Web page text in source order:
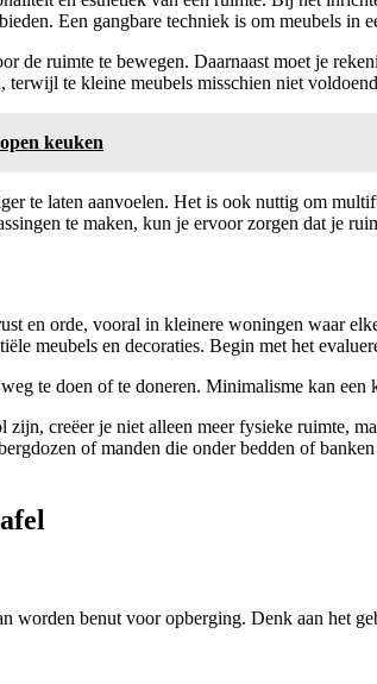
Een gangbare techniek is om meubels
ruimte te bewegen. Daarnaast moet je
te kleine meubels misschien niet
keuken
te laten aanvoelen. Het is ook nuttig om
te maken, kun je ervoor zorgen dat je
en orde, vooral in kleinere woningen waar
meubels en decoraties. Begin met het
te doen of te doneren. Minimalisme kan
creëer je niet alleen meer fysieke ruimte,
of manden die onder bedden of
worden benut voor opberging. Denk aan het